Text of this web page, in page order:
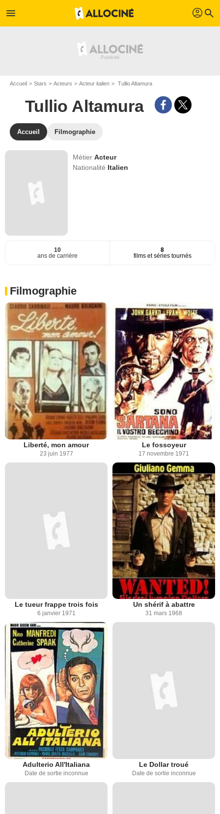
menu profil search
Accueil Stars Acteurs Acteur italien Tullio Altamura
Tullio Altamura
Accueil Filmographie
MétierActeur
Nationalité Italien
10
ans de carrière
8
films et séries tournés
Filmographie
Liberté, mon amour
23 juin 1977
Le fossoyeur
17 novembre 1971
Le tueur frappe trois fois
6 janvier 1971
Un shérif à abattre
31 mars 1968
Adulterio All'Italiana
Date de sortie inconnue
Le Dollar troué
Date de sortie inconnue